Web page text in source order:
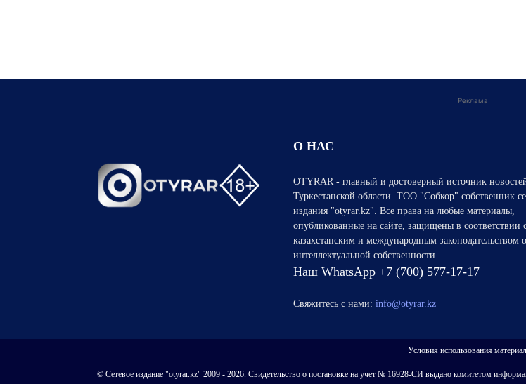
Реклама
О НАС
OTYRAR - главный и достоверный источник
Туркестанской области. ТОО "Собкор" собственник
издания "otyrar.kz". Все права на любые материалы,
опубликованные на сайте, защищены в соответствии
казахстанским и международным законодательством
интеллектуальной собственности.
Наш WhatsApp +7 (700) 577-17-17
Свяжитесь с нами: info@otyrar.kz
Условия использования
© Сетевое издание "otyrar.kz" 2009 - 2026. Свидетельство о постановке на учет № 16928-СИ выдано комитетом